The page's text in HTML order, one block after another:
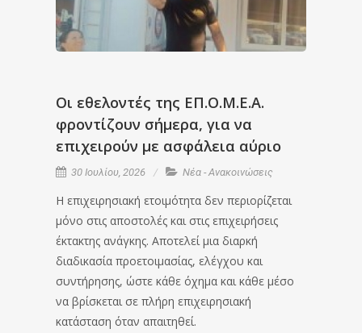
Οι εθελοντές της ΕΠ.Ο.Μ.Ε.Α.
φροντίζουν σήμερα, για να
επιχειρούν με ασφάλεια αύριο
30 Ιουλίου, 2026 Νέα - Ανακοινώσεις
Η επιχειρησιακή ετοιμότητα δεν περιορίζεται
μόνο στις αποστολές και στις επιχειρήσεις
έκτακτης ανάγκης. Αποτελεί μια διαρκή
διαδικασία προετοιμασίας, ελέγχου και
συντήρησης, ώστε κάθε όχημα και κάθε μέσο
να βρίσκεται σε πλήρη επιχειρησιακή
κατάσταση όταν απαιτηθεί.